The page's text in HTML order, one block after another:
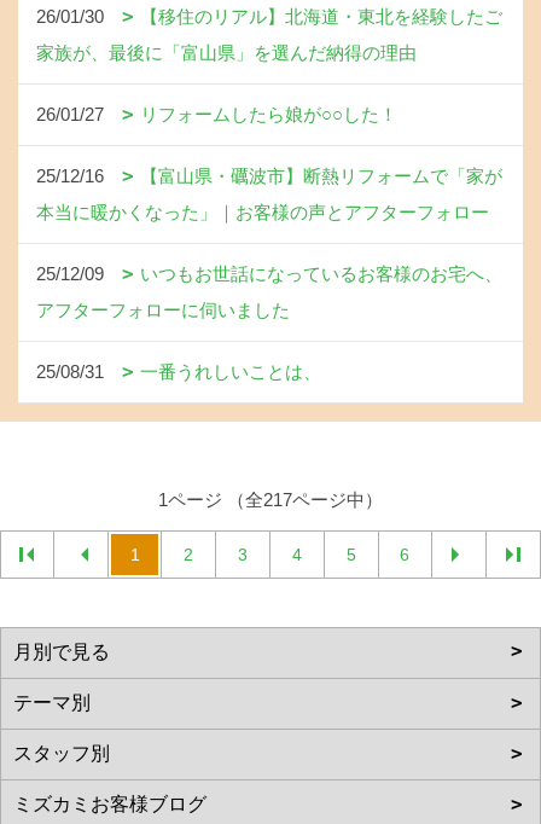
26/01/30
【移住のリアル】北海道・東北を経験したご
家族が、最後に「富山県」を選んだ納得の理由
26/01/27 リフォームしたら娘が○○した！
25/12/16
【富山県・礪波市】断熱リフォームで「家が
本当に暖かくなった」｜お客様の声とアフターフォロー
25/12/09
いつもお世話になっているお客様のお宅へ、
アフターフォローに伺いました
25/08/31 一番うれしいことは、
1ページ （全217ページ中）
1 2 3 4 5 6